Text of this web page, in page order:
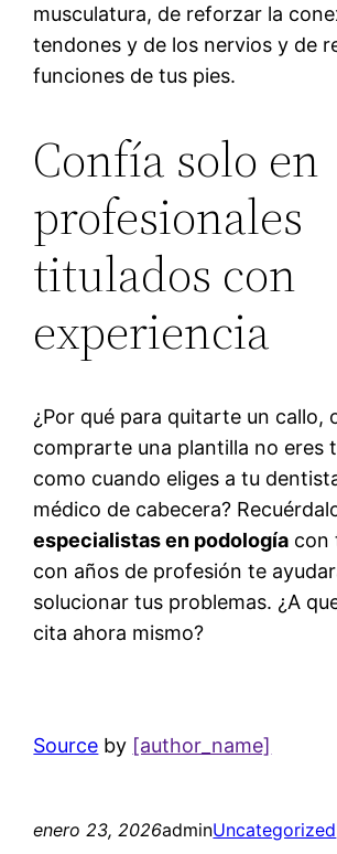
musculatura, de reforzar la
tendones y de los nervios y de
funciones de tus pies.
Confía solo en
profesionales
titulados con
experiencia
¿Por qué para quitarte un callo,
comprarte una plantilla no eres
como cuando eliges a tu
médico de cabecera?
especialistas en podología con
con años de profesión te
solucionar tus problemas. ¿A
cita ahora mismo?
Source by [author_name]
enero 23, 2026adminUncategorized